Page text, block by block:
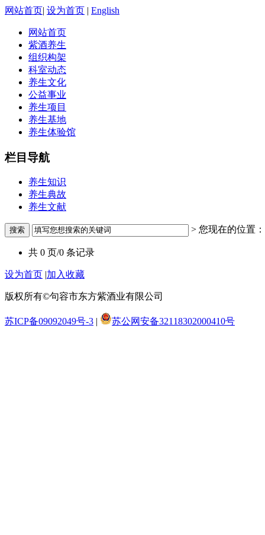
网站首页| 设为首页 | English
网站首页
紫酒养生
组织构架
科室动态
养生文化
公益事业
养生项目
养生基地
养生体验馆
栏目导航
养生知识
养生典故
养生文献
> 您现在的位置：
共 0 页/0 条记录
设为首页 |加入收藏
版权所有©句容市东方紫酒业有限公司
苏ICP备09092049号-3 | 苏公网安备32118302000410号